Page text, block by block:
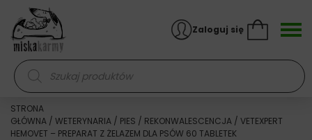
Skocz do treści
Wyszukiwarka produktów
Zaloguj się
STRONA
GŁÓWNA / WETERYNARIA / PIES / REKONWALESCENCJA / VETEXPERT
HEMOVET – PREPARAT Z ŻELAZEM DLA PSÓW 60 TABLETEK